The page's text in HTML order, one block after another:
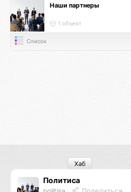
Наши партнеры
1 объект
Список
Политиса
Хаб